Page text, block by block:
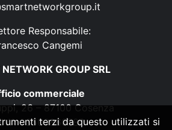
Responsabile:
Cangemi
GROUP SRL
commerciale
26 – 87100 Cosenza
IVA 03500860782
terzi da questo utilizzati si